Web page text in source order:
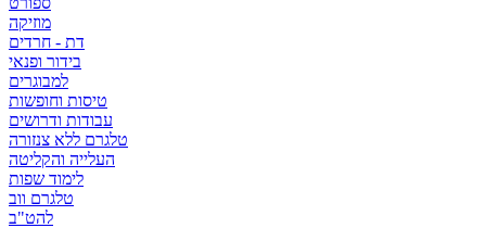
מוזיקה
דת - חרדים
בידור ופנאי
למבוגרים
טיסות וחופשות
עבודות ודרושים
טלגרם ללא צנזורה
העלייה והקליטה
לימוד שפות
טלגרם ווב
להט"ב